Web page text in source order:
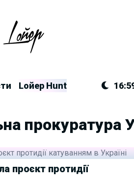
Lойер Hunt
прокуратура
проєкт протидії